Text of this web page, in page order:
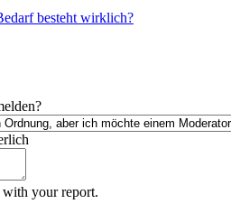
besteht wirklich?
with your report.